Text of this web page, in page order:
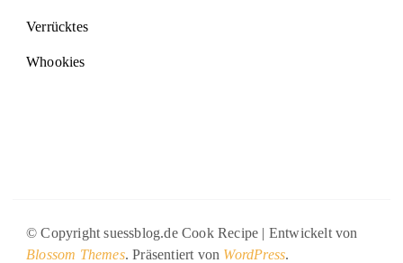
Verrücktes
Whookies
© Copyright suessblog.deCook Recipe | Entwickelt von
Blossom Themes. Präsentiert von WordPress.